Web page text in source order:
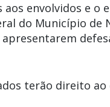
envolvidos e o
do Município de
terão direito